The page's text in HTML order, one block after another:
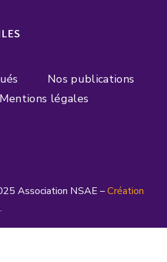
Nos publications
Mentions légales
Association NSAE –Création
.